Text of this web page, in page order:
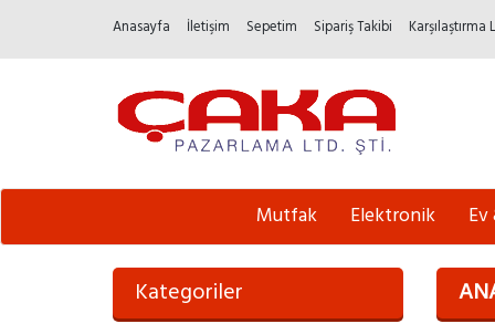
Anasayfa İletişim Sepetim Sipariş Takibi Karşılaştırma
Mutfak Elektronik
Kategoriler